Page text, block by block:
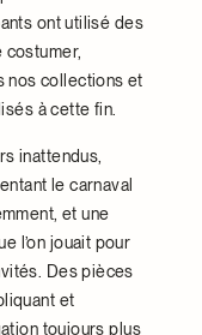
ont utilisé des
nos collections et
à cette fin.
inattendus,
le carnaval
et une
l’on jouait pour
Des pièces
et
toujours plus